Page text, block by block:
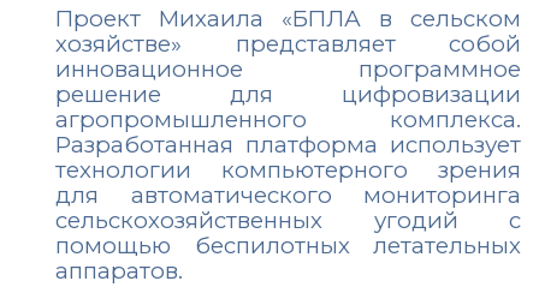
Проект Михаила «БПЛА в сельском
хозяйстве» представляет собой
инновационное программное
решение для цифровизации
агропромышленного комплекса.
Разработанная платформа использует
технологии компьютерного зрения
для автоматического мониторинга
сельскохозяйственных угодий с
помощью беспилотных летательных
аппаратов.